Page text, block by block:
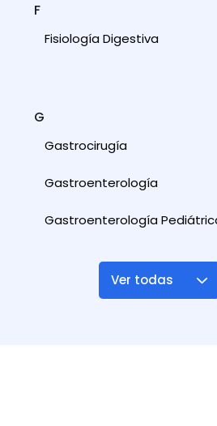
F
Fisiología Digestiva
G
Gastrocirugía
Gastroenterología
Gastroenterología
Ver todas